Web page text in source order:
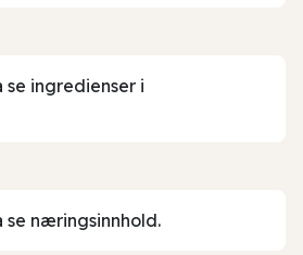
se ingredienser i
se næringsinnhold.